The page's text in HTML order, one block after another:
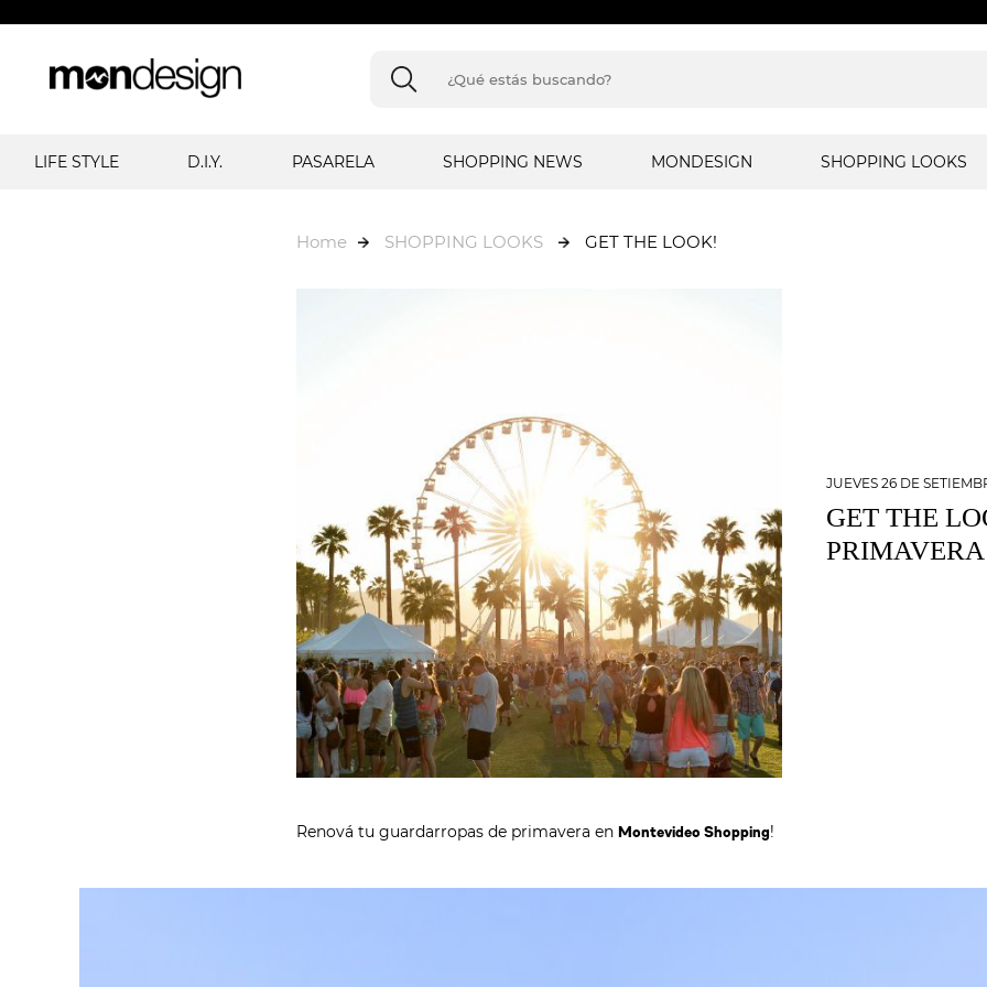
LIFE STYLE D.I.Y. PASARELA SHOPPING NEWS MONDESIGN SHOPPING LOOKS
Home SHOPPING LOOKS GET THE LOOK!
JUEVES 26 DE
GET THE
PRIMAVERA
Renová tu guardarropas de primavera en Montevideo Shopping!